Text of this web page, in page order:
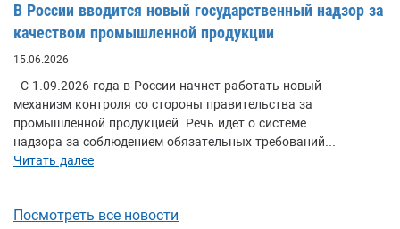
В России вводится новый государственный надзор за
качеством промышленной продукции
15.06.2026
С 1.09.2026 года в России начнет работать новый
механизм контроля со стороны правительства за
промышленной продукцией. Речь идет о системе
надзора за соблюдением обязательных требований...
Читать далее
Посмотреть все новости